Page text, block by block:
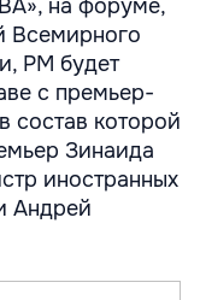
на форуме,
Всемирного
РМ будет
с премьер-
состав которой
Зинаида
иностранных
Андрей